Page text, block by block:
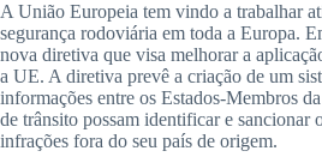
A União Europeia tem vindo a trabalhar
segurança rodoviária em toda a Europa.
nova diretiva que visa melhorar a
a UE. A diretiva prevê a criação de um
informações entre os Estados-Membros
de trânsito possam identificar e sancionar
infrações fora do seu país de origem.